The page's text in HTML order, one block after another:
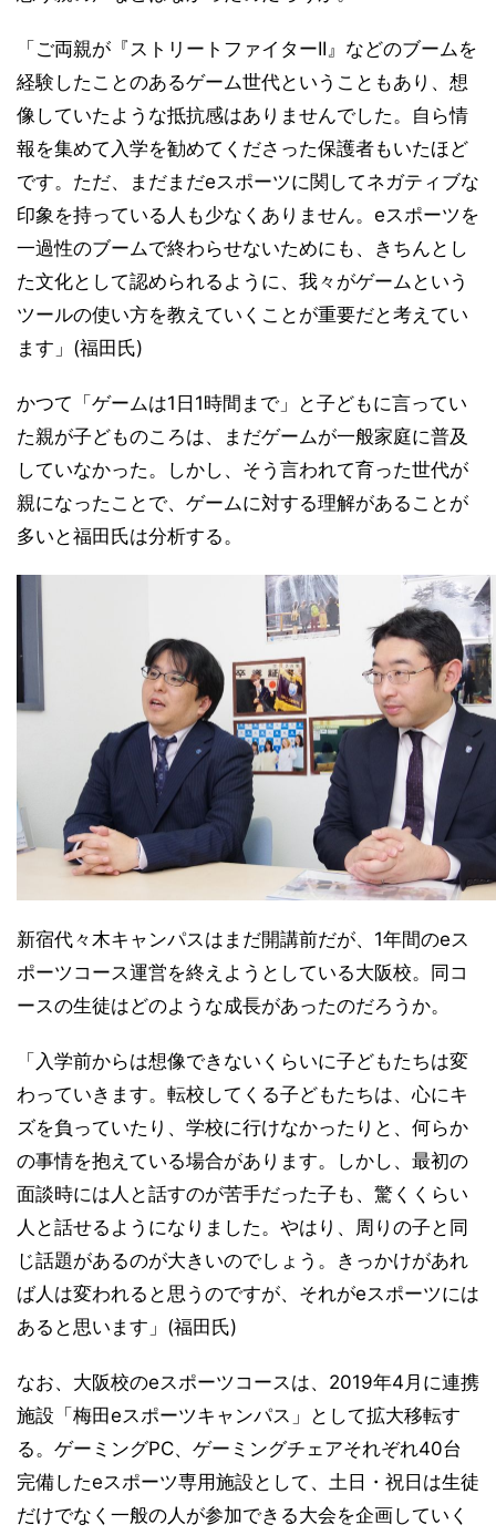
「ご両親が『ストリートファイターII』などのブームを
経験したことのあるゲーム世代ということもあり、想
像していたような抵抗感はありませんでした。自ら情
報を集めて入学を勧めてくださった保護者もいたほど
です。ただ、まだまだeスポーツに関してネガティブな
印象を持っている人も少なくありません。eスポーツを
一過性のブームで終わらせないためにも、きちんとし
た文化として認められるように、我々がゲームという
ツールの使い方を教えていくことが重要だと考えてい
ます」(福田氏)
かつて「ゲームは1日1時間まで」と子どもに言ってい
た親が子どものころは、まだゲームが一般家庭に普及
していなかった。しかし、そう言われて育った世代が
親になったことで、ゲームに対する理解があることが
多いと福田氏は分析する。
新宿代々木キャンパスはまだ開講前だが、1年間のeス
ポーツコース運営を終えようとしている大阪校。同コ
ースの生徒はどのような成長があったのだろうか。
「入学前からは想像できないくらいに子どもたちは変
わっていきます。転校してくる子どもたちは、心にキ
ズを負っていたり、学校に行けなかったりと、何らか
の事情を抱えている場合があります。しかし、最初の
面談時には人と話すのが苦手だった子も、驚くくらい
人と話せるようになりました。やはり、周りの子と同
じ話題があるのが大きいのでしょう。きっかけがあれ
ば人は変われると思うのですが、それがeスポーツには
あると思います」(福田氏)
なお、大阪校のeスポーツコースは、2019年4月に連携
施設「梅田eスポーツキャンパス」として拡大移転す
る。ゲーミングPC、ゲーミングチェアそれぞれ40台
完備したeスポーツ専用施設として、土日・祝日は生徒
だけでなく一般の人が参加できる大会を企画していく